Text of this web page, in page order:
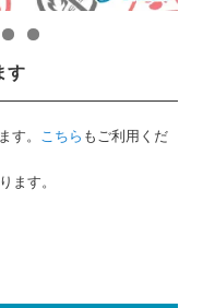
す
。 こちら もご利用くだ
ます。